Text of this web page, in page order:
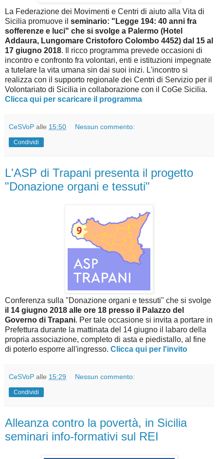
La Federazione dei Movimenti e Centri di aiuto alla Vita di
Sicilia promuove il seminario: "Legge 194: 40 anni fra
sofferenze e luci" che si svolge a Palermo (Hotel
Addaura, Lungomare Cristoforo Colombo 4452) dal 15 al
17 giugno 2018. Il ricco programma prevede occasioni di
incontro e confronto fra volontari, enti e istituzioni impegnate
a tutelare la vita umana sin dai suoi inizi. L'incontro si
realizza con il supporto regionale dei Centri di Servizio per il
Volontariato di Sicilia in collaborazione con il CoGe Sicilia.
Clicca qui per scaricare il programma
CeSVoP alle 15:50 Nessun commento:
Condividi
L'ASP di Trapani presenta il progetto
"Donazione organi e tessuti"
Conferenza sulla "Donazione organi e tessuti" che si svolge
il 14 giugno 2018 alle ore 18 presso il Palazzo del
Governo di Trapani. Per tale occasione si invita a portare in
Prefettura durante la mattinata del 14 giugno il labaro della
propria associazione, completo di asta e piedistallo, al fine
di poterlo esporre all'ingresso. Clicca qui per l'invito
CeSVoP alle 15:29 Nessun commento:
Condividi
Alleanza contro la povertà, in Sicilia
seminari info-formativi sul REI